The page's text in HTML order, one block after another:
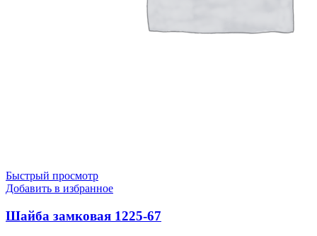
Быстрый просмотр
Добавить в избранное
Шайба замковая 1225-67